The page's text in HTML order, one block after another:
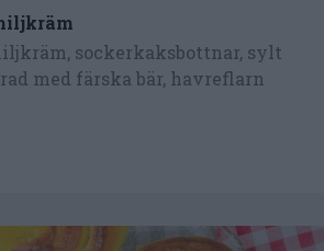
sockerkaksbottnar, sylt
med färska bär, havreflarn